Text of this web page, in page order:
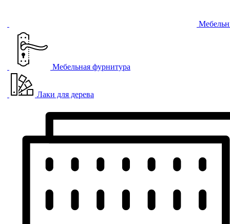
Мебельная фурнитура
Лаки для дерева